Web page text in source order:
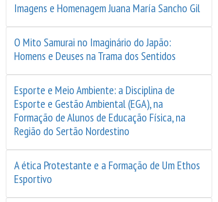
Imagens e Homenagem Juana María Sancho Gil
O Mito Samurai no Imaginário do Japão:
Homens e Deuses na Trama dos Sentidos
Esporte e Meio Ambiente: a Disciplina de
Esporte e Gestão Ambiental (EGA), na
Formação de Alunos de Educação Física, na
Região do Sertão Nordestino
A ética Protestante e a Formação de Um Ethos
Esportivo